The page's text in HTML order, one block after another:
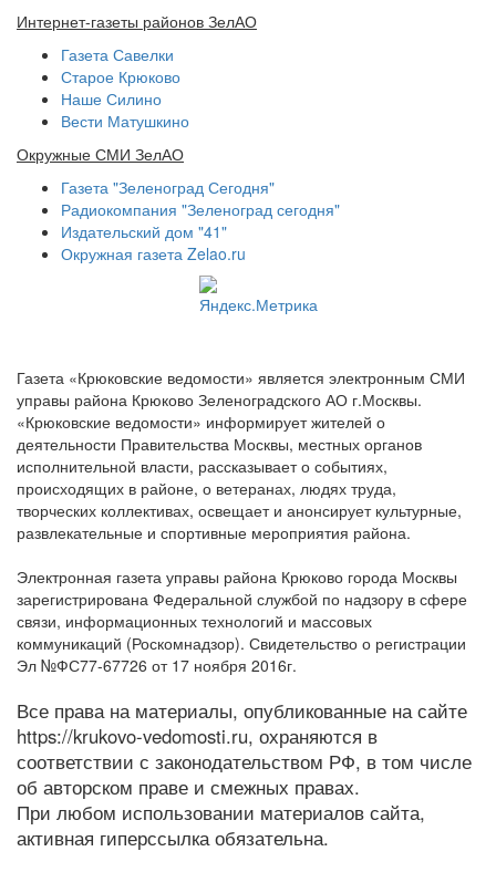
Интернет-газеты районов ЗелАО
Газета Савелки
Старое Крюково
Наше Силино
Вести Матушкино
Окружные СМИ ЗелАО
Газета "Зеленоград Сегодня"
Радиокомпания "Зеленоград сегодня"
Издательский дом "41"
Окружная газета Zelao.ru
Газета «Крюковские ведомости» является электронным СМИ
управы района Крюково Зеленоградского АО г.Москвы.
«Крюковские ведомости» информирует жителей о
деятельности Правительства Москвы, местных органов
исполнительной власти, рассказывает о событиях,
происходящих в районе, о ветеранах, людях труда,
творческих коллективах, освещает и анонсирует культурные,
развлекательные и спортивные мероприятия района.
Электронная газета управы района Крюково города Москвы
зарегистрирована Федеральной службой по надзору в сфере
связи, информационных технологий и массовых
коммуникаций (Роскомнадзор). Свидетельство о регистрации
Эл №ФС77-67726 от 17 ноября 2016г.
Все права на материалы, опубликованные на сайте
https://krukovo-vedomosti.ru, охраняются в
соответствии с законодательством РФ, в том числе
об авторском праве и смежных правах.
При любом использовании материалов сайта,
активная гиперссылка обязательна.